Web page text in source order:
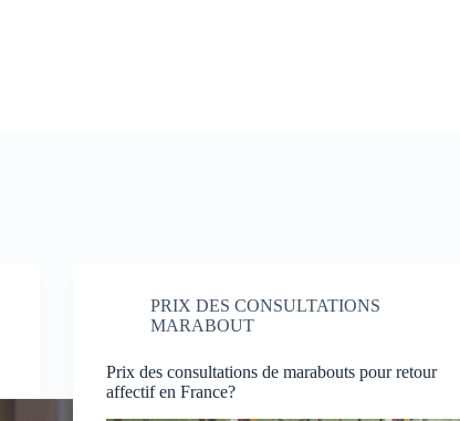
PRIX DES CONSULTATIONS
MARABOUT
Prix des consultations de marabouts pour retour
affectif en France?